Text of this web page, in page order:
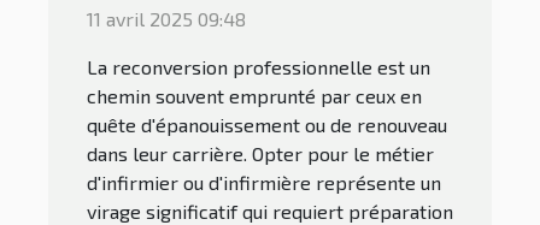
réussie en
11 avril 2025 09:48
La reconversion professionnelle est un
chemin souvent emprunté par ceux en
quête d'épanouissement ou de renouveau
dans leur carrière. Opter pour le métier
d'infirmier ou d'infirmière représente un
virage significatif qui requiert préparation